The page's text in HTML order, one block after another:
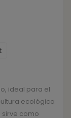
ideal para el
ecológica
como